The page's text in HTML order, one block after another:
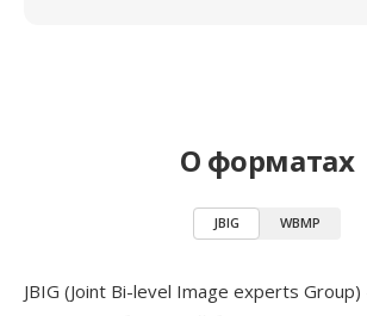
О форматах
JBIG WBMP
JBIG (Joint Bi-level Image experts